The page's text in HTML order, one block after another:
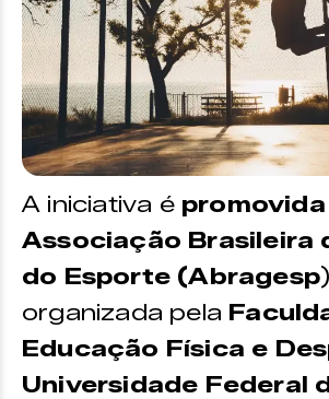
A iniciativa é promovida
Associação Brasileira
do Esporte (Abragesp
organizada pela
Educação Física e
Universidade Federal